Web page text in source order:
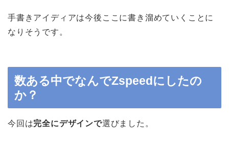
手書きアイディアは今後ここに書き溜めていくことに
なりそうです。
数ある中でなんでZspeedにしたの
か？
今回は完全にデザインで選びました。